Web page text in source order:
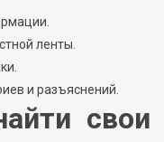
ленты.
и разъяснений.
свои